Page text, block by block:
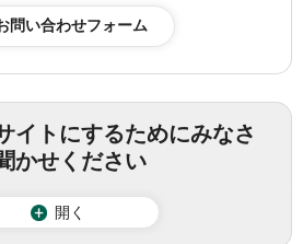
イトにするためにみなさ
かせください
開く